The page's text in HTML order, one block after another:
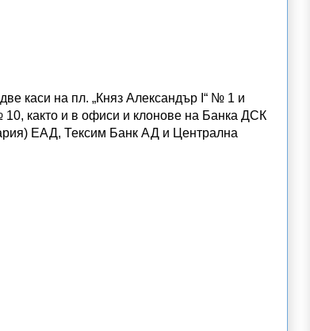
каси на пл. „Княз Александър I“ № 1 и
както и в офиси и клонове на Банка ДСК
EАД, Тексим Банк АД и Централна